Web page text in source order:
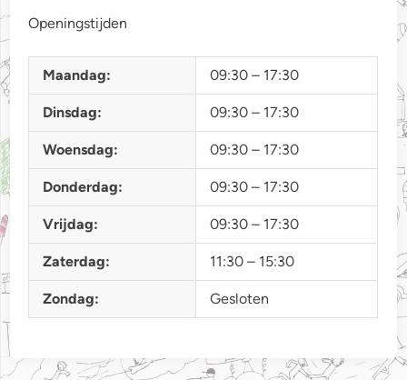
Openingstijden
Maandag: 09:30 – 17:30
Dinsdag: 09:30 – 17:30
Woensdag: 09:30 – 17:30
Donderdag: 09:30 – 17:30
Vrijdag: 09:30 – 17:30
Zaterdag: 11:30 – 15:30
Zondag: Gesloten